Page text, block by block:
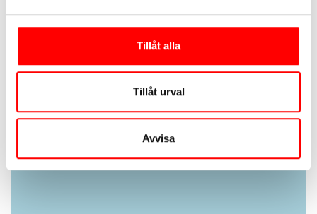
Tillåt alla
Tillåt urval
Avvisa
22 Nov 2025